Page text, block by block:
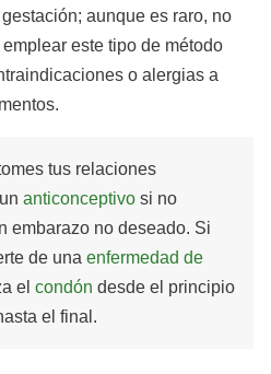
aunque es raro, no
este tipo de método
o alergias a
tus relaciones
anticonceptivo si no
embarazo no deseado. Si
de una enfermedad de
el condón desde el principio
el final.